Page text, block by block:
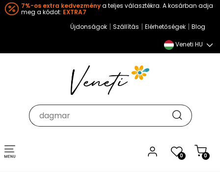
7%-os extra kedvezménya teljes választékra. A kosárban adja
meg a kódot: EXTRA7
Újdonságok | Szállítás | Elérhetőségek | Blog
Veneti HU
0 0
Toggle
navigation